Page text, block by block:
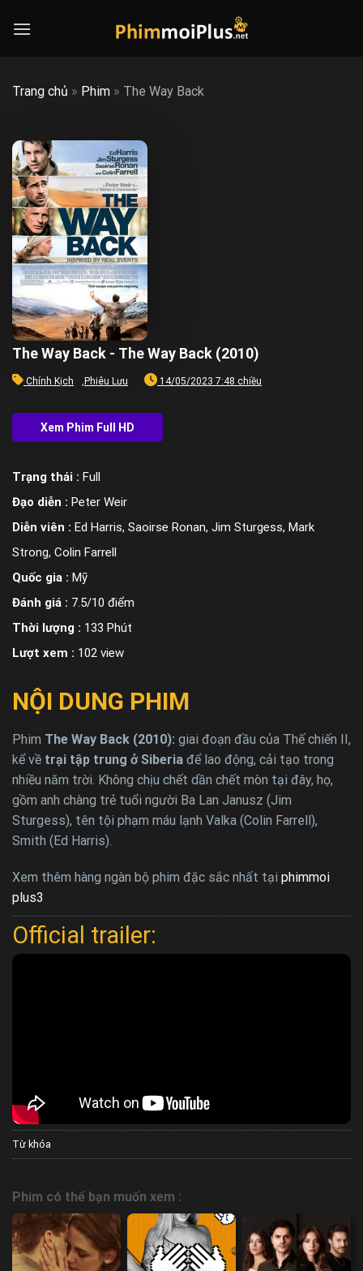
Trang chủ » Phim » The Way Back
The Way Back - The Way Back (2010)
Chính Kịch , Phiêu Lưu 14/05/2023 7:48 chiều
Trạng thái : Full
Đạo diễn : Peter Weir
Diễn viên : Ed Harris, Saoirse Ronan, Jim Sturgess, Mark
Strong, Colin Farrell
Quốc gia : Mỹ
Đánh giá : 7.5/10 điểm
Thời lượng : 133 Phút
Lượt xem : 102 view
NỘI DUNG PHIM
Phim The Way Back (2010): giai đoạn đầu của Thế chiến II,
kể về trại tập trung ở Siberia để lao động, cải tạo trong
nhiều năm trời. Không chịu chết dần chết mòn tại đây, họ,
gồm anh chàng trẻ tuổi người Ba Lan Janusz (Jim
Sturgess), tên tội phạm máu lạnh Valka (Colin Farrell),
Smith (Ed Harris).
Xem thêm hàng ngàn bộ phim đặc sắc nhất tại phimmoi
plus3
Official trailer:
Từ khóa
Phim có thể bạn muốn xem :